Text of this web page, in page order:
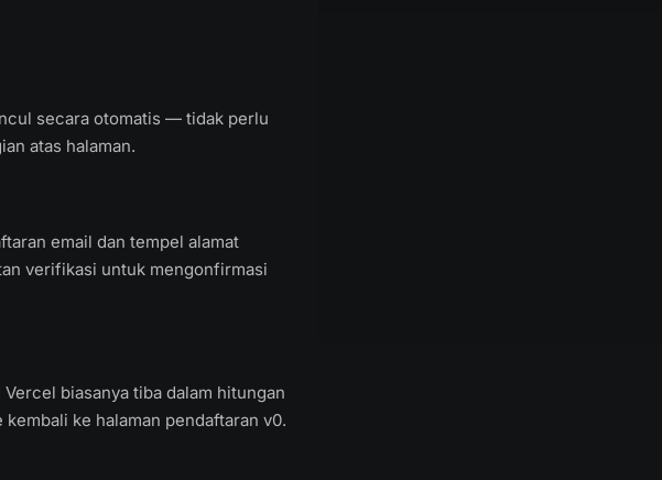
secara otomatis — tidak perlu
atas halaman.
email dan tempel alamat
verifikasi untuk mengonfirmasi
biasanya tiba dalam hitungan
ke halaman pendaftaran v0.